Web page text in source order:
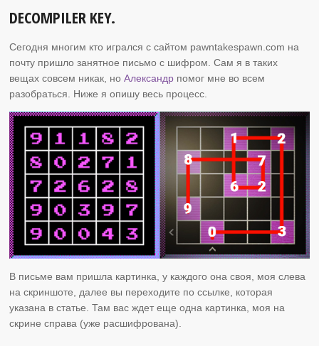
DECOMPILER KEY.
Сегодня многим кто игрался с сайтом pawntakespawn.com на
почту пришло занятное письмо с шифром. Сам я в таких
вещах совсем никак, ноАлександр помог мне во всем
разобраться. Ниже я опишу весь процесс.
В письме вам пришла картинка, у каждого она своя, моя слева
на скриншоте, далее вы переходите по ссылке, которая
указана в статье. Там вас ждет еще одна картинка, моя на
скрине справа (уже расшифрована).